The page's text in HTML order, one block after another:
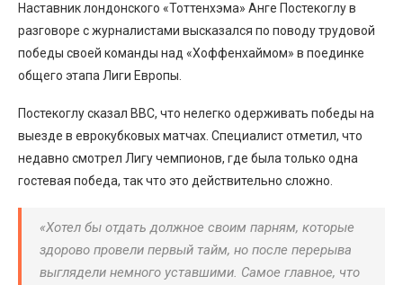
Наставник лондонского «Тоттенхэма» Анге Постекоглу в
разговоре с журналистами высказался по поводу трудовой
победы своей команды над «Хоффенхаймом» в поединке
общего этапа Лиги Европы.
Постекоглу сказал ВВС, что нелегко одерживать победы на
выезде в еврокубковых матчах. Специалист отметил, что
недавно смотрел Лигу чемпионов, где была только одна
гостевая победа, так что это действительно сложно.
«Хотел бы отдать должное своим парням, которые
здорово провели первый тайм, но после перерыва
выглядели немного уставшими. Самое главное, что